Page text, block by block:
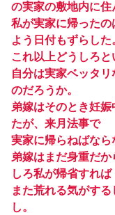
の実家の敷地内に住
私が実家に帰った
よう日付もずらした
これ以上どうしろと
自分は実家ベッタ
のだろうか。
弟嫁はそのとき妊
たが、来月法事で
実家に帰らねばなら
弟嫁はまだ身重だ
しろ私が帰省すれば
また荒れる気がす
し。